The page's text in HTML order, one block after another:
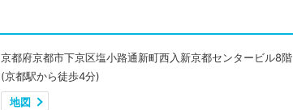
京都府京都市下京区塩小路通新町西入新京都センタービル8階
(京都駅から徒歩4分)
地図